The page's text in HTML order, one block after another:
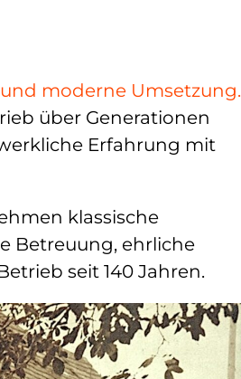
moderne Umsetzung.
über Generationen
Erfahrung mit
klassische
Betreuung, ehrliche
seit 140 Jahren.